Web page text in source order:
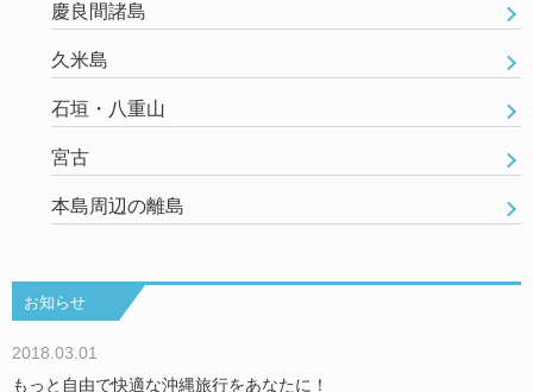
慶良間諸島
久米島
石垣・八重山
宮古
本島周辺の離島
お知らせ
2018.03.01
もっと自由で快適な沖縄旅行をあなたに！